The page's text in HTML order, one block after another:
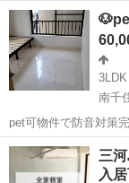
3LDK
南千
pet可物件で防音対策完備
円から75000円です。
東京 荒川区
三
入